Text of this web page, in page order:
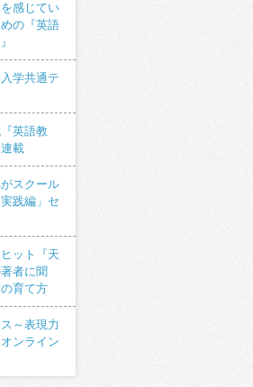
感じてい
の『英語
学共通テ
英語教
載
スクール
践編」セ
ット『天
者に聞
育て方
～表現力
ンライン